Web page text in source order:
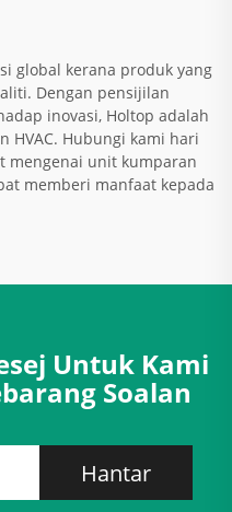
global kerana produk yang
Dengan pensijilan
inovasi, Holtop adalah
HVAC. Hubungi kami hari
mengenai unit kumparan
memberi manfaat kepada
Untuk Kami
Soalan
Hantar